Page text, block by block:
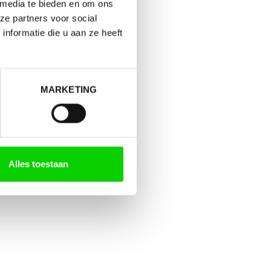
te bieden en om ons
partners voor social
die u aan ze heeft
MARKETING
Alles toestaan